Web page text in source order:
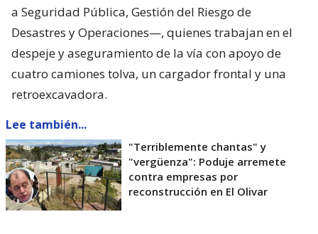
a Seguridad Pública, Gestión del Riesgo de
Desastres y Operaciones—, quienes trabajan en el
despeje y aseguramiento de la vía con apoyo de
cuatro camiones tolva, un cargador frontal y una
retroexcavadora.
Lee también...
"Terriblemente chantas" y
"vergüenza": Poduje arremete
contra empresas por
reconstrucción en El Olivar